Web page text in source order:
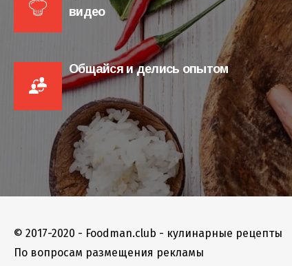
видео
Общайся и делись опытом
© 2017-2020 - Foodman.club - кулинарные рецепты
По вопросам размещения рекламы